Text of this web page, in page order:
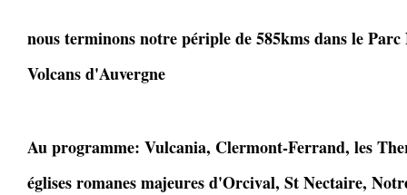
nous terminons notre périple de 585kms dans le
Volcans d'Auvergne
Au programme: Vulcania, Clermont-Ferrand, les
églises romanes majeures d'Orcival, St Nectaire,